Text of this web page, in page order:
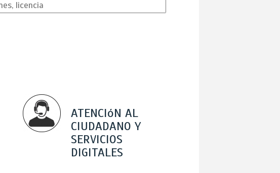
ATENCIóN AL
CIUDADANO Y
SERVICIOS
DIGITALES